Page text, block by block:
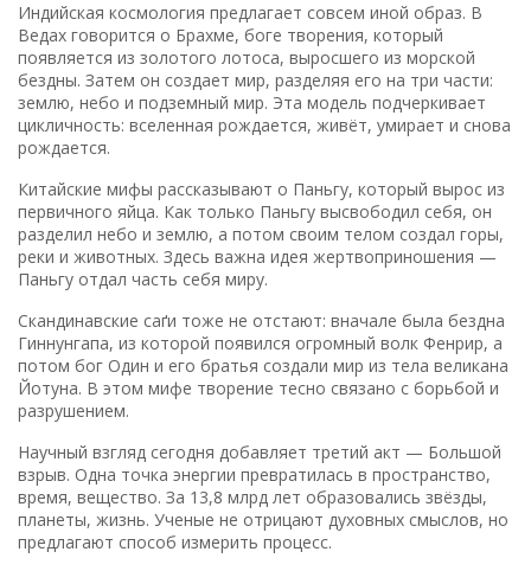
Индийская космология предлагает совсем иной образ. В
Ведах говорится о Брахме, богe творения, который
появляется из золотого лотоса, выросшего из морской
бездны. Затем он создает мир, разделяя его на три части:
землю, небо и подземный мир. Эта модель подчеркивает
цикличность: вселенная рождается, живёт, умирает и снова
рождается.
Китайские мифы рассказывают о Паньгу, который вырос из
первичного яйца. Как только Паньгу высвободил себя, он
разделил небо и землю, а потом своим телом создал горы,
реки и животных. Здесь важна идея жертвоприношения —
Паньгу отдал часть себя миру.
Скандинавские саґи тоже не отстают: вначале была бездна
Гиннунгапа, из которой появился огромный волк Фенрир, а
потом бог Один и его братья создали мир из тела великана
Йотуна. В этом мифе творение тесно связано с борьбой и
разрушением.
Научный взгляд сегодня добавляет третий акт — Большой
взрыв. Одна точка энергии превратилась в пространство,
время, вещество. За 13,8 млрд лет образовались звёзды,
планеты, жизнь. Ученые не отрицают духовных смыслов, но
предлагают способ измерить процесс.